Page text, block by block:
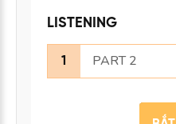
LISTENING
1 PART 2